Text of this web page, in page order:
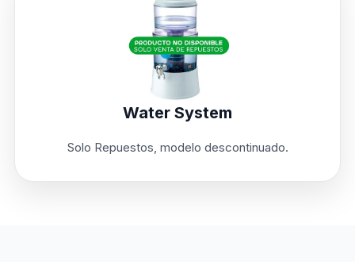
Water System
Solo Repuestos, modelo descontinuado.